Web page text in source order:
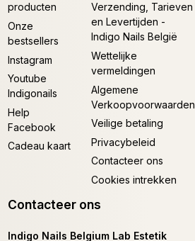
producten
Onze
bestsellers
Instagram
Youtube
Indigonails
Help
Facebook
Cadeau kaart
Verzending, Tarieven
en Levertijden -
Indigo Nails België
Wettelijke
vermeldingen
Algemene
Verkoopvoorwaarden
Veilige betaling
Privacybeleid
Contacteer ons
Cookies intrekken
Contacteer ons
Indigo Nails Belgium Lab Estetik